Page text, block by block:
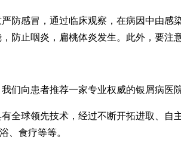
防感冒，通过临床观察，在病因中由
止咽炎，扁桃体炎发生。此外，要注
们向患者推荐一家专业权威的银屑病医院
全球领先技术，经过不断开拓进取、
、食疗等等。